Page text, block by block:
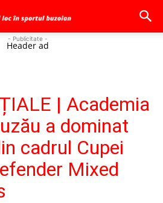
- Publicitate -
Header ad
| Academia
a dominat
cadrul Cupei
Mixed